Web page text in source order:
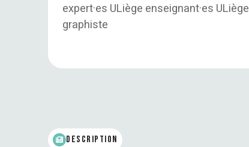
expert·es ULiège enseignant·es ULiège
graphiste
Description